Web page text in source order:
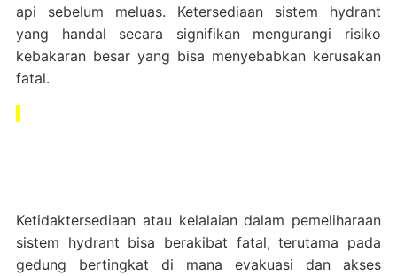
api sebelum meluas. Ketersediaan sistem hydrant
yang handal secara signifikan mengurangi risiko
kebakaran besar yang bisa menyebabkan kerusakan
fatal.
Ketidaktersediaan atau kelalaian dalam pemeliharaan
sistem hydrant bisa berakibat fatal, terutama pada
gedung bertingkat di mana evakuasi dan akses